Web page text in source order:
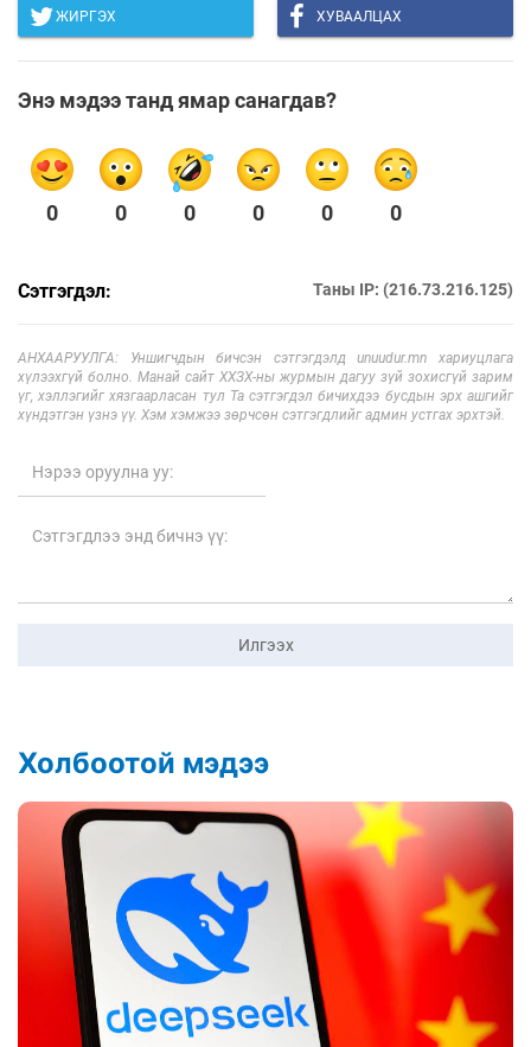
ЖИРГЭХ ХУВААЛЦАХ
Энэ мэдээ танд ямар санагдав?
0 0 0 0 0 0
Сэтгэгдэл: Таны IP: (216.73.216.125)
АНХААРУУЛГА: Уншигчдын бичсэн сэтгэгдэлд unuudur.mn хариуцлага
хүлээхгүй болно. Манай сайт ХХЗХ-ны журмын дагуу зүй зохисгүй зарим
үг, хэллэгийг хязгаарласан тул Та сэтгэгдэл бичихдээ бусдын эрх ашгийг
хүндэтгэн үзнэ үү. Хэм хэмжээ зөрчсөн сэтгэгдлийг админ устгах эрхтэй.
Илгээх
Холбоотой мэдээ